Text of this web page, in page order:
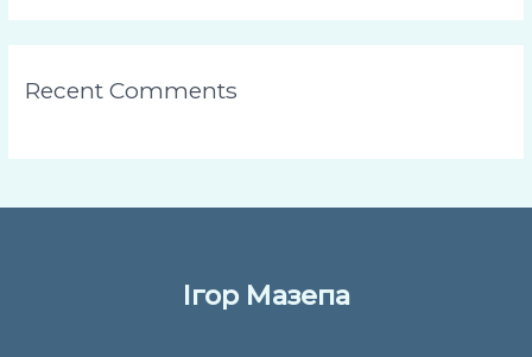
Recent Comments
Ігор Мазепа